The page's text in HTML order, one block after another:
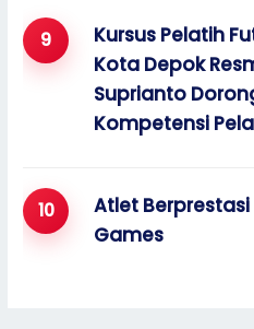
Kursus Pelatih
Kota Depok
Suprianto
Kompetensi
Atlet Berprestasi
Games